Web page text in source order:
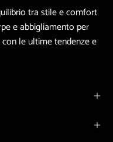
tra stile e comfort
e abbigliamento per
le ultime tendenze e